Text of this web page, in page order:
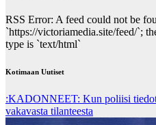
RSS Error: A feed could not be
`https://victoriamedia.site/feed/`;
type is `text/html`
Kotimaan Uutiset
:KADONNEET: Kun poliisi
vakavasta tilanteesta